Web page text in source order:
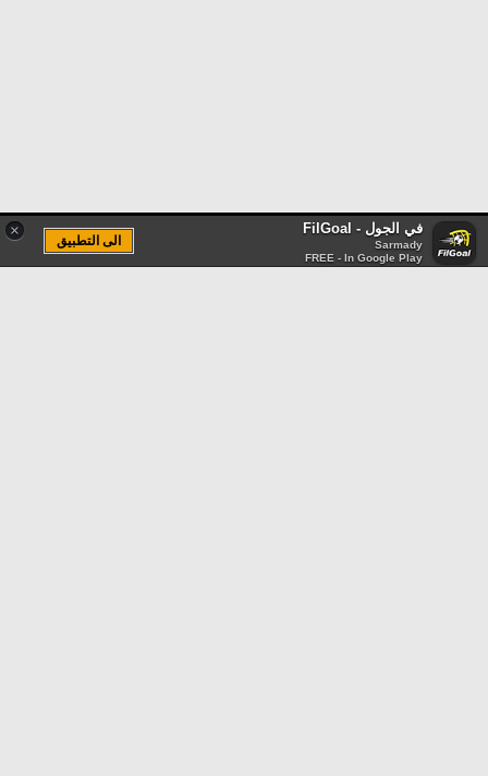
× في الجول - FilGoal
Sarmady
FREE - In Google Play
الى التطبيق